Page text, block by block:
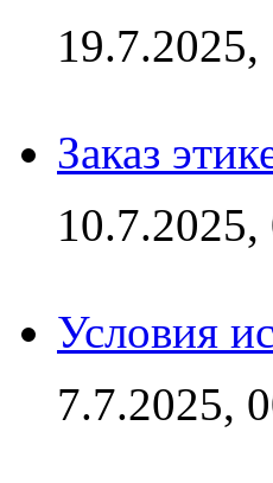
19.7.2025,
Заказ
10.7.2025,
Условия
7.7.2025,